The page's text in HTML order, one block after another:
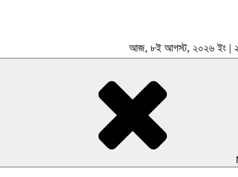
আজ, ৮ই আগস্ট, ২০২৬ ইং |